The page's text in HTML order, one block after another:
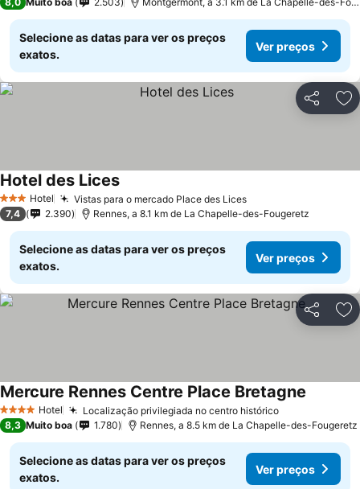
Selecione as datas para ver os preços
exatos.
Ver preços
Partilhar
3 EstrelasHotel Vistas para o mercado Place des LicesVer preços
Hotel des LicesVer preços
7,4 2.390 Rennes, a 8.1 km de La Chapelle-des-Fougeretz
Selecione as datas para ver os preços
exatos.
Ver preços
Partilhar
4 EstrelasHotel Localização privilegiada no centro históricoVer preços
Mercure Rennes Centre Place Bretagne
8,3 Muito boa 1.780 Rennes, a 8.5 km de La Chapelle-des-Fougeretz
Selecione as datas para ver os preços
exatos.
Ver preços